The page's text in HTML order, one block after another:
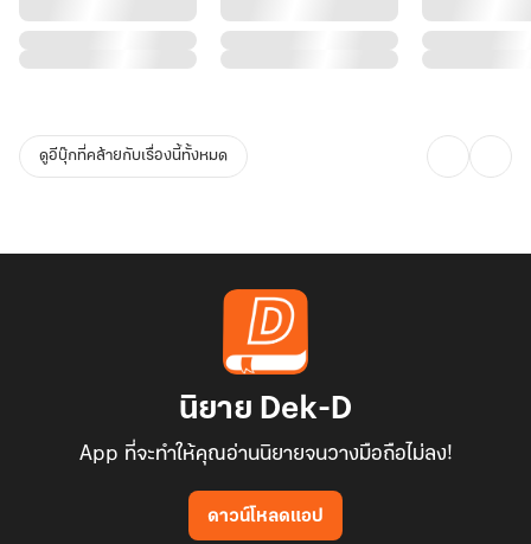
ดูอีบุ๊กที่คล้ายกับเรื่องนี้ทั้งหมด
นิยาย Dek-D
App ที่จะทำให้คุณอ่านนิยายจนวางมือถือไม่ลง!
ดาวน์โหลดแอป